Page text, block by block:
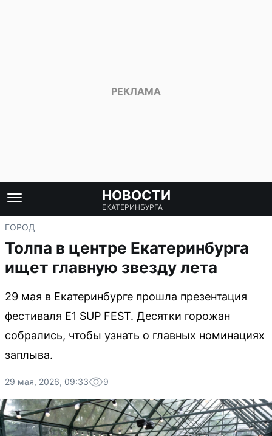
НОВОСТИ
ЕКАТЕРИНБУРГА
ГОРОД
Толпа в центре Екатеринбурга
ищет главную звезду лета
29 мая в Екатеринбурге прошла презентация
фестиваля E1 SUP FEST. Десятки горожан
собрались, чтобы узнать о главных номинациях
заплыва.
29 мая, 2026, 09:33 9